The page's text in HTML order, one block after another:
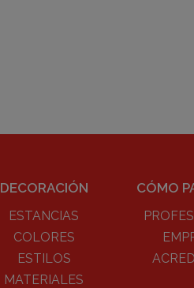
DECORACIÓN
ESTANCIAS
COLORES
ESTILOS
MATERIALES
CÓMO